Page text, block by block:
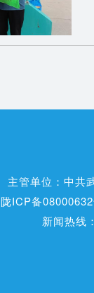
主管单位：中共
陇ICP备
新闻热线